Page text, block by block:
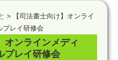
> 【司法書士向け】オンライ
プレイ研修会
オンラインメディ
プレイ研修会